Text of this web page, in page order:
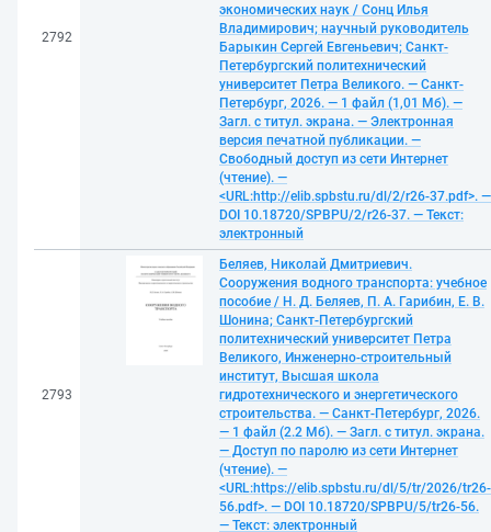
2792
экономических наук / Сонц Илья
Владимирович; научный руководитель
Барыкин Сергей Евгеньевич; Санкт-
Петербургский политехнический
университет Петра Великого. — Санкт-
Петербург, 2026. — 1 файл (1,01 Мб). —
Загл. с титул. экрана. — Электронная
версия печатной публикации. —
Свободный доступ из сети Интернет
(чтение). —
<URL:http://elib.spbstu.ru/dl/2/r26-37.pdf>. —
DOI 10.18720/SPBPU/2/r26-37. — Текст:
электронный
2793
Беляев, Николай Дмитриевич.
Сооружения водного транспорта: учебное
пособие / Н. Д. Беляев, П. А. Гарибин, Е. В.
Шонина; Санкт-Петербургский
политехнический университет Петра
Великого, Инженерно-строительный
институт, Высшая школа
гидротехнического и энергетического
строительства. — Санкт-Петербург, 2026.
— 1 файл (2.2 Мб). — Загл. с титул. экрана.
— Доступ по паролю из сети Интернет
(чтение). —
<URL:https://elib.spbstu.ru/dl/5/tr/2026/tr26-
56.pdf>. — DOI 10.18720/SPBPU/5/tr26-56.
— Текст: электронный